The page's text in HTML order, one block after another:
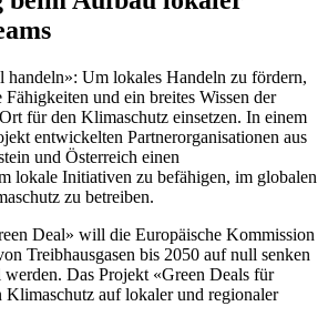
handeln»: Um lokales Handeln zu fördern,
Fähigkeiten und ein breites Wissen der
für den Klimaschutz einsetzen. In einem
entwickelten Partnerorganisationen aus
und Österreich einen
lokale Initiativen zu befähigen, im globalen
zu betreiben.
Deal» will die Europäische Kommission
Treibhausgasen bis 2050 auf null senken
Das Projekt «Green Deals für
Klimaschutz auf lokaler und regionaler